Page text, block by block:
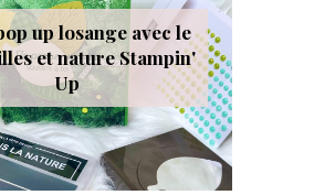
up losange avec le
et nature Stampin'
Up